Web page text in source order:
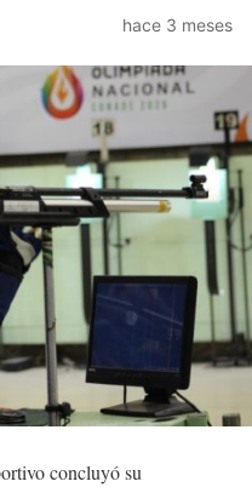
hace 3 meses
concluyó su